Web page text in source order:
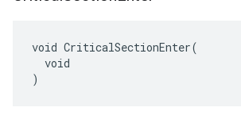
void CriticalSectionEnter(
  void
)